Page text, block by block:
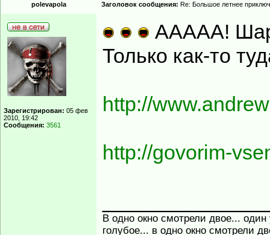
polevapola Заголовок сообщения: Re: Большое летнее
Зарегистрирован: 05 фев
2010, 19:42
Сообщения: 3561
ААААА!
Только как-то
http://
http://govorim-
В одно окно смотрели двое...
голубое... в одно окно смотрели